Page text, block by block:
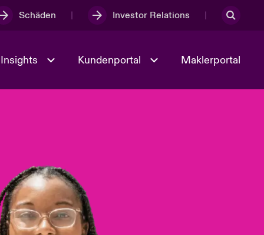
Schäden Investor Relations
Full Spectrum Cyber
Kundenportal Maklerportal